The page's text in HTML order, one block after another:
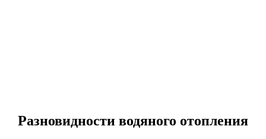
Разновидности водяного отопления